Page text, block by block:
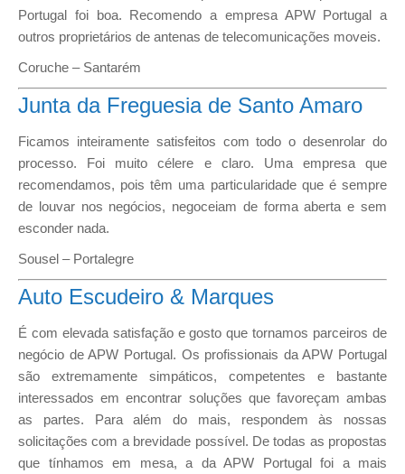
Portugal foi boa. Recomendo a empresa APW Portugal a
outros proprietários de antenas de telecomunicações moveis.
Coruche – Santarém
Junta da Freguesia de Santo Amaro
Ficamos inteiramente satisfeitos com todo o desenrolar do
processo. Foi muito célere e claro. Uma empresa que
recomendamos, pois têm uma particularidade que é sempre
de louvar nos negócios, negoceiam de forma aberta e sem
esconder nada.
Sousel – Portalegre
Auto Escudeiro & Marques
É com elevada satisfação e gosto que tornamos parceiros de
negócio de APW Portugal. Os profissionais da APW Portugal
são extremamente simpáticos, competentes e bastante
interessados em encontrar soluções que favoreçam ambas
as partes. Para além do mais, respondem às nossas
solicitações com a brevidade possível. De todas as propostas
que tínhamos em mesa, a da APW Portugal foi a mais